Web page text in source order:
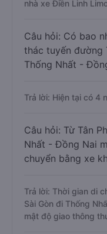
nhà xe Điền Linh
Câu hỏi: Có bao
thác tuyến đường
Thống Nhất -
Trả lời: Hiện tại có 4
Câu hỏi: Từ Tân
Nhất - Đồng Nai
chuyển bằng xe
Trả lời: Thời gian di
Sài Gòn đi Thống
mật độ giao thông